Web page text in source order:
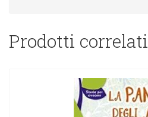
Prodotti correlati